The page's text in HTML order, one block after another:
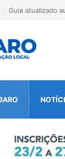
Kinross inicia